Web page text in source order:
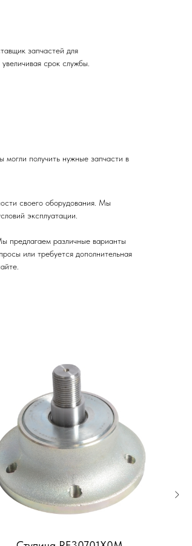
запчастей для
срок службы.
получить нужные запчасти в
своего оборудования. Мы
эксплуатации.
предлагаем различные варианты
или требуется дополнительная